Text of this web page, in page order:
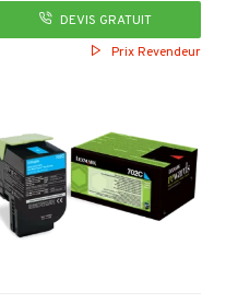
DEVIS GRATUIT
Prix Revendeur